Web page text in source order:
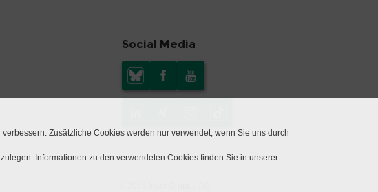
Social Media
Zusätzliche Cookies werden nur verwendet, wenn Sie uns durch
Informationen zu den verwendeten Cookies finden Sie in unserer